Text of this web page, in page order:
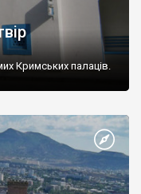
Кримських палаців.